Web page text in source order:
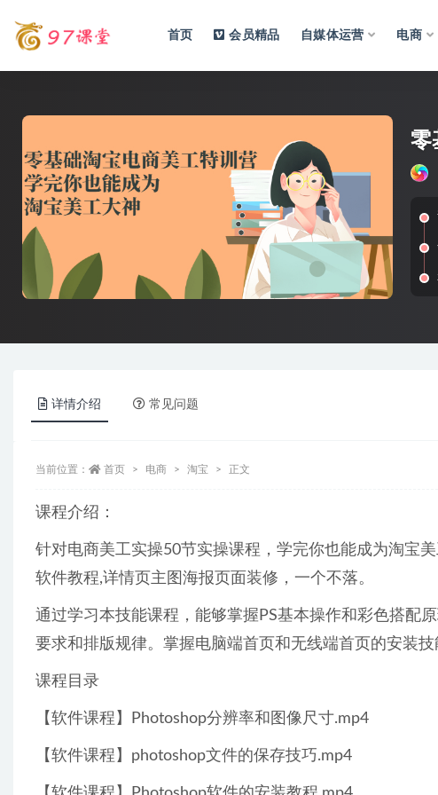
首页 会员精品 自媒体运营 电商
零
详情介绍 常见问题
当前位置： 首页 电商 淘宝 正文
课程介绍：
针对电商美工实操50节实操课程，学完你也能成为淘宝
软件教程,详情页主图海报页面装修，一个不落。
通过学习本技能课程，能够掌握PS基本操作和彩色搭配
要求和排版规律。掌握电脑端首页和无线端首页的安装
课程目录
【软件课程】Photoshop分辨率和图像尺寸.mp4
【软件课程】photoshop文件的保存技巧.mp4